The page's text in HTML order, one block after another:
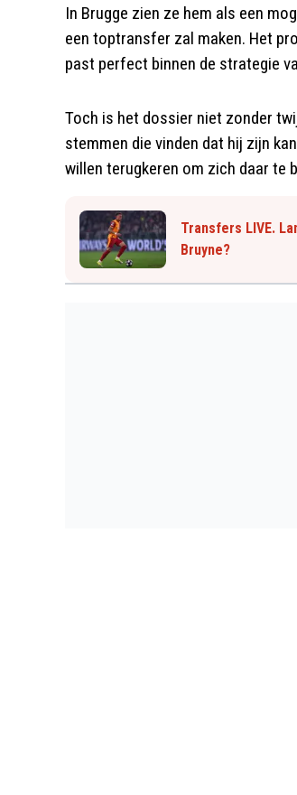
In Brugge zien ze hem als een
een toptransfer zal maken. Het
past perfect binnen de strategie
Toch is het dossier niet zonder
stemmen die vinden dat hij zijn
willen terugkeren om zich daar te
Transfers LIVE.
Bruyne?